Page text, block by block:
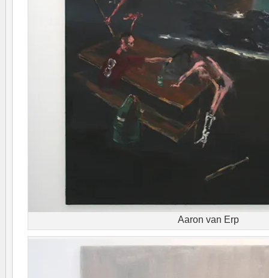
Aaron van Erp